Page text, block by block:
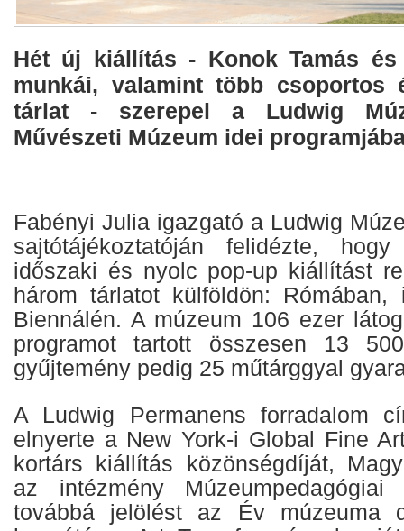
Hét új kiállítás - Konok Tamás és
munkái, valamint több csoportos
tárlat - szerepel a Ludwig
Művészeti Múzeum idei
Fabényi Julia igazgató a Ludwig
sajtótájékoztatóján felidézte,
időszaki és nyolc pop-up kiállítást
három tárlatot külföldön:
Biennálén. A múzeum 106 ezer
programot tartott összesen 13
gyűjtemény pedig 25 műtárggyal
A Ludwig Permanens forradalom
elnyerte a New York-i Global Fine
kortárs kiállítás közönségdíját,
az intézmény
továbbá jelölést az Év múzeuma